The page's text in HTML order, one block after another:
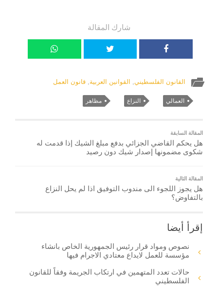
شارك المقالة
القانون الفلسطيني, القوانين العربية,قانون العمل
العمالي النزاع مظاهر
المقالة السابقة
هل يحكم القاضي الجزائي بدفع مبلغ الشيك إذا قدمت له
شكوى مضمونها إصدار شيك دون رصيد
المقالة التالية
هل يجوز اللجوء الى مندوب التوفيق اذا لم يحل النزاع
بالتفاوض؟
إقرأ أيضا
نصوص ومواد قرار رئيس الجمهورية الخاص بانشاء
مؤسسة للعمل لايداع معتادي الاجرام فيها
حالات تعدد المتهمين في ارتكاب الجريمة وفقاً للقانون
الفلسطيني